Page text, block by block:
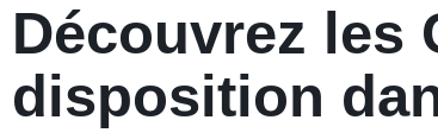
Découvrez les
disposition